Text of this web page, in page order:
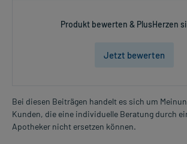
Produkt bewerten & PlusHerzen
Jetzt bewerten
Bei diesen Beiträgen handelt es sich um
Kunden, die eine individuelle Beratung durch
Apotheker nicht ersetzen können.